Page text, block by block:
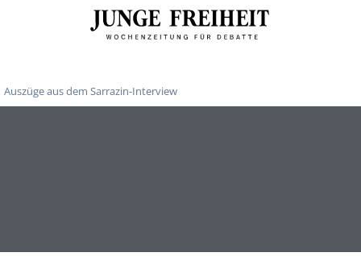
Auszüge aus dem Sarrazin-Interview